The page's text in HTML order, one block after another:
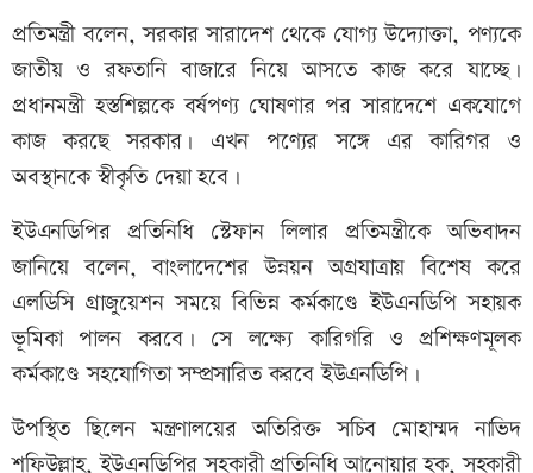
প্রতিমন্ত্রী বলেন, সরকার সারাদেশ থেকে যোগ্য উদ্যোক্তা, পণ্যকে
জাতীয় ও রফতানি বাজারে নিয়ে আসতে কাজ করে যাচ্ছে।
প্রধানমন্ত্রী হস্তশিল্পকে বর্ষপণ্য ঘোষণার পর সারাদেশে একযোগে
কাজ করছে সরকার। এখন পণ্যের সঙ্গে এর কারিগর ও
অবস্থানকে স্বীকৃতি দেয়া হবে।
ইউএনডিপির প্রতিনিধি স্টেফান লিলার প্রতিমন্ত্রীকে অভিবাদন
জানিয়ে বলেন, বাংলাদেশের উন্নয়ন অগ্রযাত্রায় বিশেষ করে
এলডিসি গ্রাজুয়েশন সময়ে বিভিন্ন কর্মকাণ্ডে ইউএনডিপি সহায়ক
ভূমিকা পালন করবে। সে লক্ষ্যে কারিগরি ও প্রশিক্ষণমূলক
কর্মকাণ্ডে সহযোগিতা সম্প্রসারিত করবে ইউএনডিপি।
উপস্থিত ছিলেন মন্ত্রণালয়ের অতিরিক্ত সচিব মোহাম্মদ নাভিদ
শফিউল্লাহ, ইউএনডিপির সহকারী প্রতিনিধি আনোয়ার হক, সহকারী